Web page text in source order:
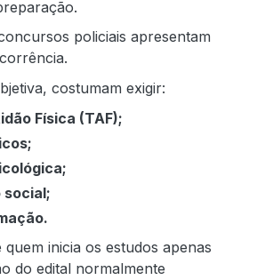
policiais apresentam
costumam exigir:
Física (TAF);
social;
quem inicia os estudos apenas
do edital normalmente